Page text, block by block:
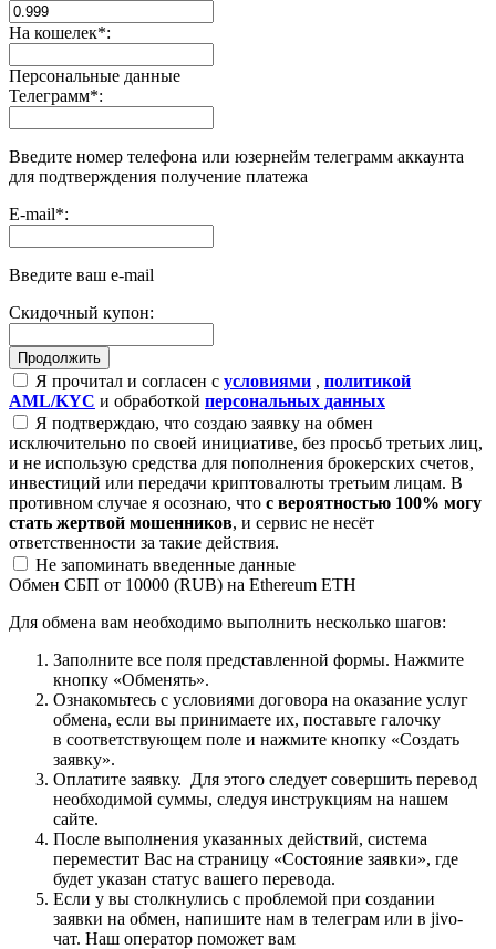
На кошелек*:
Персональные данные
Телеграмм*:
Введите номер телефона или юзернейм телеграмм аккаунта
для подтверждения получение платежа
E-mail*:
Введите ваш e-mail
Скидочный купон:
Я прочитал и согласен с условиями , политикой
AML/KYC и обработкой персональных данных
Я подтверждаю, что создаю заявку на обмен
исключительно по своей инициативе, без просьб третьих лиц,
и не использую средства для пополнения брокерских счетов,
инвестиций или передачи криптовалюты третьим лицам. В
противном случае я осознаю, что с вероятностью 100% могу
стать жертвой мошенников, и сервис не несёт
ответственности за такие действия.
Не запоминать введенные данные
Обмен СБП от 10000 (RUB) на Ethereum ETH
Для обмена вам необходимо выполнить несколько шагов:
Заполните все поля представленной формы. Нажмите
кнопку «Обменять».
Ознакомьтесь с условиями договора на оказание услуг
обмена, если вы принимаете их, поставьте галочку
в соответствующем поле и нажмите кнопку «Создать
заявку».
Оплатите заявку. Для этого следует совершить перевод
необходимой суммы, следуя инструкциям на нашем
сайте.
После выполнения указанных действий, система
переместит Вас на страницу «Состояние заявки», где
будет указан статус вашего перевода.
Если у вы столкнулись с проблемой при создании
заявки на обмен, напишите нам в телеграм или в jivo-
чат. Наш оператор поможет вам